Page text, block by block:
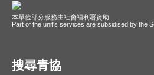
本單位部分服務由社會福利署資助
Part of the unit's services are subsidised by the
搜尋青協